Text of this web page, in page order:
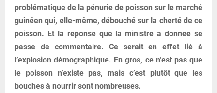
problématique de la pénurie de poisson sur le marché
guinéen qui, elle-même, débouché sur la cherté de ce
poisson. Et la réponse que la ministre a donnée se
passe de commentaire. Ce serait en effet lié à
l’explosion démographique. En gros, ce n’est pas que
le poisson n’existe pas, mais c’est plutôt que les
bouches à nourrir sont nombreuses.